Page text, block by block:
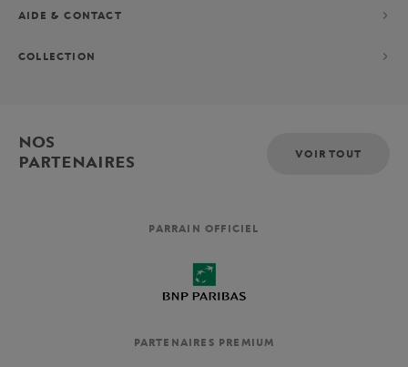
AIDE & CONTACT
COLLECTION
NOS
PARTENAIRES
VOIR TOUT
PARRAIN OFFICIEL
PARTENAIRES PREMIUM